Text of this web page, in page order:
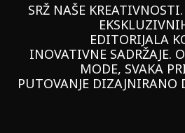
SRŽ NAŠE
EDITORIJALA
INOVATIVNE SADRŽAJE.
MODE, SVAKA
PUTOVANJE DIZAJNIRANO